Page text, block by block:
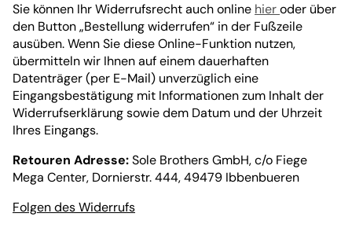
Sie können Ihr Widerrufsrecht auch online hieroder über
den Button „Bestellung widerrufen“ in der Fußzeile
ausüben. Wenn Sie diese Online-Funktion nutzen,
übermitteln wir Ihnen auf einem dauerhaften
Datenträger (per E-Mail) unverzüglich eine
Eingangsbestätigung mit Informationen zum Inhalt der
Widerrufserklärung sowie dem Datum und der Uhrzeit
Ihres Eingangs.
Retouren Adresse:Sole Brothers GmbH, c/o Fiege
Mega Center, Dornierstr. 444, 49479 Ibbenbueren
Folgen des Widerrufs